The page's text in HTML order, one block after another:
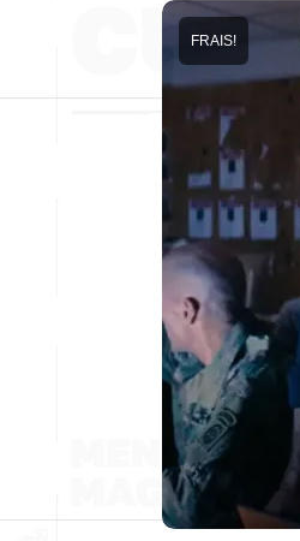
FRAIS!